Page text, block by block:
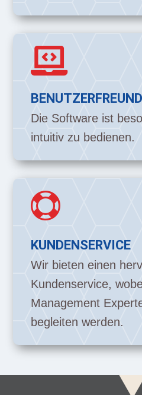

Die Software ist
intuitiv zu bedienen.

KUNDENSERVICE
Wir bieten einen
Kundenservice,
Management
begleiten werden.